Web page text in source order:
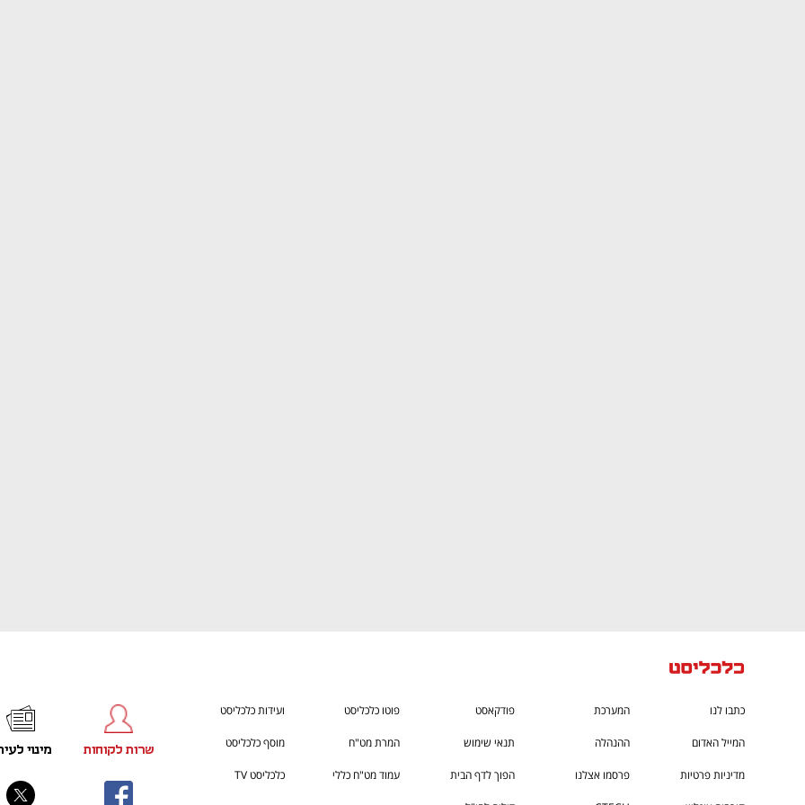
כתבו לנו המערכת פודקאסט פוטו כלכליסט ועידות כלכליסט
המייל האדום ההנהלה תנאי שימוש המרת מט"ח מוסף כלכליסט
מדיניות פרטיות פרסמו אצלנו הפוך לדף הבית עמוד מט"ח כללי כלכליסט TV
שרות לקוחות מינוי